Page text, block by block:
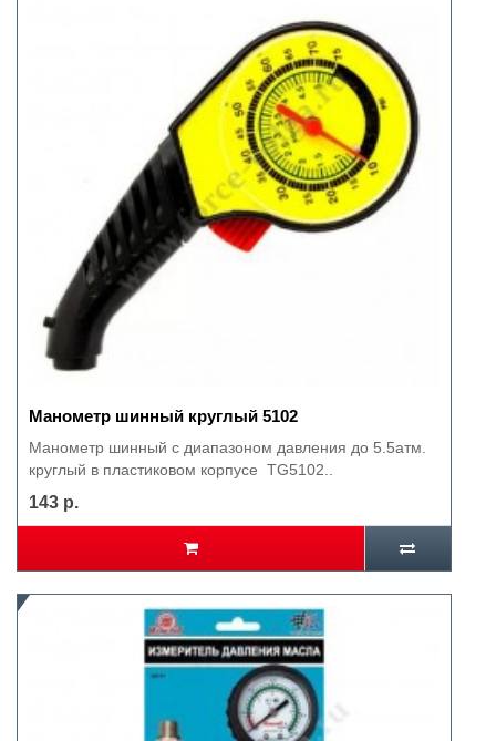
Манометр шинный круглый 5102
Манометр шинный с диапазоном давления до 5.5атм.
круглый в пластиковом корпусе TG5102..
143 р.